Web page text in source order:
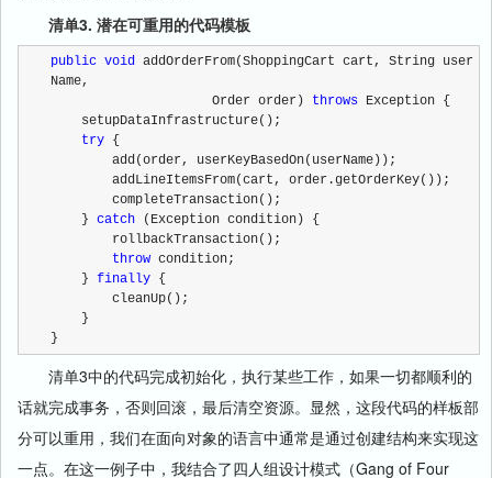
清单3. 潜在可重用的代码模板
public void addOrderFrom(ShoppingCart cart, String user
Name,
                     Order order)
throws Exception {
    setupDataInfrastructure();
try {
        add(order, userKeyBasedOn(userName));
        addLineItemsFrom(cart, order.getOrderKey());
        completeTransaction();
    }
catch (Exception condition) {
        rollbackTransaction();
throw condition;
    }
finally {
        cleanUp();
    }
}
清单3中的代码完成初始化，执行某些工作，如果一切都顺利的
话就完成事务，否则回滚，最后清空资源。显然，这段代码的样板部
分可以重用，我们在面向对象的语言中通常是通过创建结构来实现这
一点。在这一例子中，我结合了四人组设计模式（Gang of Four